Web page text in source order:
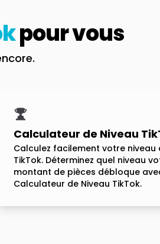
pour vous
Calculateur de Niveau
Calculez facilement votre niveau
TikTok. Déterminez quel niveau
montant de pièces débloque
Calculateur de Niveau TikTok.